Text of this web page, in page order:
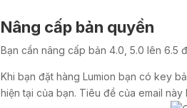
Nâng cấp bản quyền
Bạn cần nâng cấp bản 4.0, 5.0 lên 6.5
Khi bạn đặt hàng Lumion bạn có key
hiện tại của bạn. Tiêu đề của email này